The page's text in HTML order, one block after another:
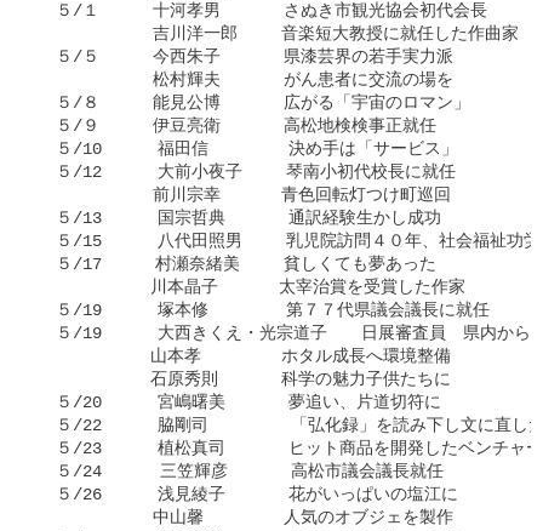
  ５/１　  　十河孝男　   　さぬき市観光協会初代会長
     　　　　吉川洋一郎　 　音楽短大教授に就任した作曲家
  ５/５　　  今西朱子　   　県漆芸界の若手実力派
    　 　　　松村輝夫　   　がん患者に交流の場を
  ５/８　  　能見公博　   　広がる「宇宙のロマン」
  ５/９　  　伊豆亮衛　   　高松地検検事正就任
  ５/10    　福田信   　　　決め手は「サービス」
  ５/12    　大前小夜子　　 琴南小初代校長に就任
     　　　　前川宗幸 　　　青色回転灯つけ町巡回
  ５/13    　国宗哲典   　　通訳経験生かし成功
５/15    　八代田照男　 　乳児院訪問４０年、社会福祉功
  ５/17  　　村瀬奈緒美　 　貧しくても夢あった
   　　　　　川本晶子　　 　太宰治賞を受賞した作家
  ５/19    　塚本修　　 　　第７７代県議会議長に就任
５/19    　大西きくえ・光宗道子　　日展審査員　県内から
   　　　　　山本孝　　   　ホタル成長へ環境整備
   　　　　　石原秀則　   　科学の魅力子供たちに
  ５/20    　宮嶋曙美　   　夢追い、片道切符に
５/22    　脇剛司　     　「弘化録」を読み下し文に直し
５/23    　植松真司   　　ヒット商品を開発したベンチャ
  ５/24      三笠輝彦   　　高松市議会議長就任
  ５/26    　浅見綾子   　　花がいっぱいの塩江に
     　　　　中山馨　   　　人気のオブジェを製作